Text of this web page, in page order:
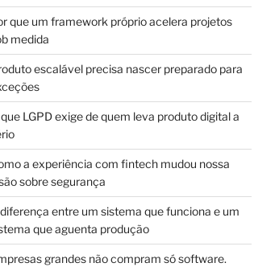
que um framework próprio acelera projetos
medida
escalável precisa nascer preparado para
LGPD exige de quem leva produto digital a
a experiência com fintech mudou nossa
sobre segurança
entre um sistema que funciona e um
que aguenta produção
grandes não compram só software.